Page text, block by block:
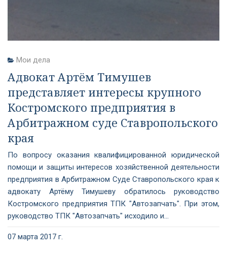
Мои дела
Адвокат Артём Тимушев
представляет интересы крупного
Костромского предприятия в
Арбитражном суде Ставропольского
края
По вопросу оказания квалифицированной юридической
помощи и защиты интересов хозяйственной деятельности
предприятия в Арбитражном Суде Ставропольского края к
адвокату Артёму Тимушеву обратилось руководство
Костромского предприятия ТПК "Автозапчать". При этом,
руководство ТПК "Автозапчать" исходило и...
07 марта 2017 г.